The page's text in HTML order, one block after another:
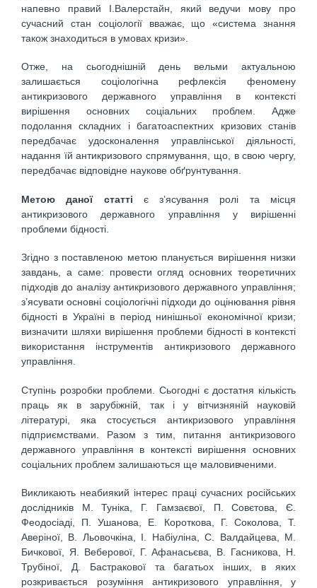
напевно правий І.Валерстайн, який ведучи мову про
сучасний стан соціології вважає, що «система знання
також знаходиться в умовах кризи».
Отже, на сьогоднішній день вельми актуальною
залишається соціологічна рефлексія феномену
антикризового державного управління в контексті
вирішення основних соціальних проблем. Адже
подолання складних і багатоаспектних кризових станів
передбачає удосконалення управлінської діяльності,
надання їй антикризового спрямування, що, в свою чергу,
передбачає відповідне наукове обґрунтування.
Метою даної статті є з’ясування ролі та місця
антикризового державного управління у вирішенні
проблеми бідності.
Згідно з поставленою метою планується вирішення низки
завдань, а саме: провести огляд основних теоретичних
підходів до аналізу антикризового державного управління;
з’ясувати основні соціологічні підходи до оцінювання рівня
бідності в Україні в період нинішньої економічної кризи;
визначити шляхи вирішення проблеми бідності в контексті
використання інструментів антикризового державного
управління.
Ступінь розробки проблеми. Сьогодні є достатня кількість
праць як в зарубіжній, так і у вітчизняній науковій
літературі, яка стосується антикризового управління
підприємствами. Разом з тим, питання антикризового
державного управління в контексті вирішення основних
соціальних проблем залишаються ще маловивченими.
Викликають неабиякий інтерес праці сучасних російських
дослідників М. Туніка, Г. Гамзаєвої, П. Совєтова, Є.
Феодосіаді, П. Ушанова, Е. Короткова, Г. Соколова, Т.
Аверіної, В. Льовочкіна, І. Набіуліна, С. Валдайцева, М.
Бичкової, Я. Веберової, Г. Афанасьєва, В. Гасникова, Н.
Трубіної, Д. Бастракової та багатьох інших, в яких
розкривається розуміння антикризового управління, у